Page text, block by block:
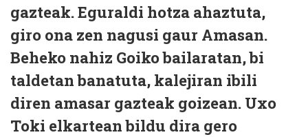
gazteak. Eguraldi hotza ahaztuta,
giro ona zen nagusi gaur Amasan.
Beheko nahiz Goiko bailaratan, bi
taldetan banatuta, kalejiran ibili
diren amasar gazteak goizean. Uxo
Toki elkartean bildu dira gero